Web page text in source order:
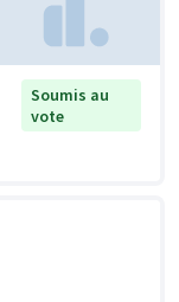
Soumis au
vote